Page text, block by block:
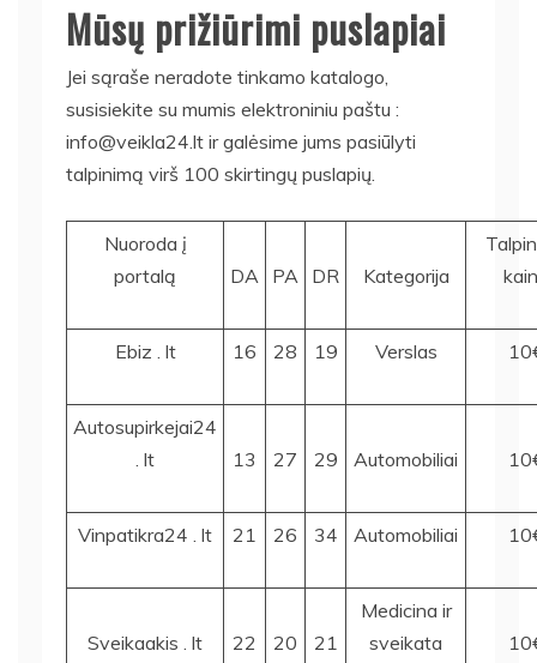
Mūsų prižiūrimi puslapiai
Jei sąraše neradote tinkamo katalogo,
susisiekite su mumis elektroniniu paštu :
info@veikla24.lt ir galėsime jums pasiūlyti
talpinimą virš 100 skirtingų puslapių.
Nuoroda į
portalą
DA PA DR Kategorija
Ebiz . lt 16 28 19 Verslas
Autosupirkejai24
. lt
13 27 29 Automobiliai
Vinpatikra24 . lt 21 26 34 Automobiliai
Sveikaakis . lt 22 20 21
Medicina ir
sveikata